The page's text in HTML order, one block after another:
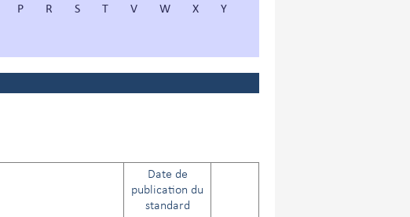
P R S T V W X
Y
Date de
publication du
standard